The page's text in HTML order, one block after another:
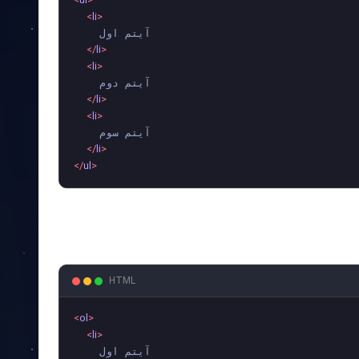
<li>
</li>
<li>
</li>
<li>
</li>
</ul>
HTML
<ol>
<li>